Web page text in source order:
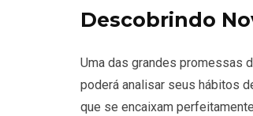
Descobrindo
Uma das grandes promessas
poderá analisar seus hábitos
que se encaixam